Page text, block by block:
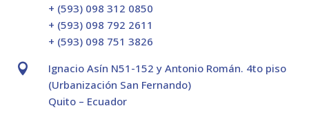
+ (593) 098 312 0850
+ (593) 098 792 2611
+ (593) 098 751 3826

Ignacio Asín N51-152 y Antonio Román. 4to piso
(Urbanización San Fernando)
Quito – Ecuador